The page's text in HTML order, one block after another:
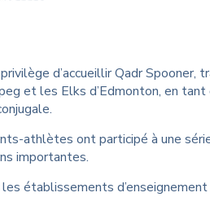
d’accueillir Qadr Spooner,
et les Elks d’Edmonton, en tant
athlètes ont participé à une
importantes.
établissements